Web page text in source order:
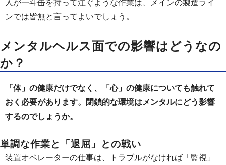
人が一斗缶を持って注ぐような作業は、メインの製造ライ
ンでは皆無と言ってよいでしょう。
メンタルヘルス面での影響はどうなの
か？
「体」の健康だけでなく、「心」の健康についても触れて
おく必要があります。閉鎖的な環境はメンタルにどう影響
するのでしょうか。
単調な作業と「退屈」との戦い
装置オペレーターの仕事は、トラブルがなければ「監視」